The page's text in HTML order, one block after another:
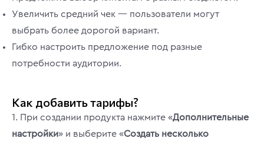
Увеличить средний чек — пользователи могут
выбрать более дорогой вариант.
Гибко настроить предложение под разные
потребности аудитории.
Как добавить тарифы?
1. При создании продукта нажмите «Дополнительные
настройки» и выберите «Создать несколько